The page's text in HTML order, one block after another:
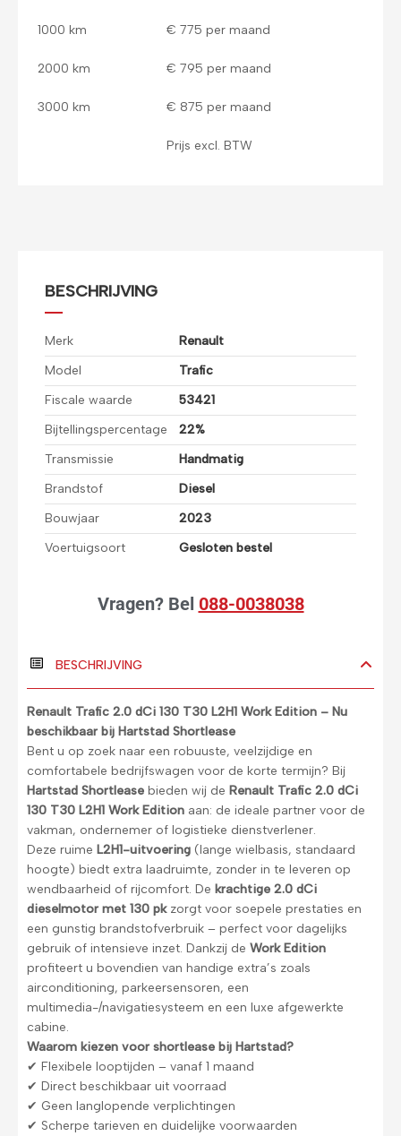
1000 km € 775 per maand
2000 km € 795 per maand
3000 km € 875 per maand
Prijs excl. BTW
BESCHRIJVING
Merk
Renault
Model
Trafic
Fiscale waarde
53421
Bijtellingspercentage
22%
Transmissie
Handmatig
Brandstof
Diesel
Bouwjaar
2023
Voertuigsoort
Gesloten bestel
Vragen?Bel 088-0038038
BESCHRIJVING
Renault Trafic 2.0 dCi 130 T30 L2H1 Work Edition – Nu
beschikbaar bij Hartstad Shortlease
Bent u op zoek naar een robuuste, veelzijdige en
comfortabele bedrijfswagen voor de korte termijn? Bij
Hartstad Shortlease bieden wij de Renault Trafic 2.0 dCi
130 T30 L2H1 Work Edition aan: de ideale partner voor de
vakman, ondernemer of logistieke dienstverlener.
Deze ruime L2H1-uitvoering (lange wielbasis, standaard
hoogte) biedt extra laadruimte, zonder in te leveren op
wendbaarheid of rijcomfort. De krachtige 2.0 dCi
dieselmotor met 130 pkzorgt voor soepele prestaties en
een gunstig brandstofverbruik – perfect voor dagelijks
gebruik of intensieve inzet. Dankzij de Work Edition
profiteert u bovendien van handige extra’s zoals
airconditioning, parkeersensoren, een
multimedia-/navigatiesysteem en een luxe afgewerkte
cabine.
Waarom kiezen voor shortlease bij Hartstad?
✔ Flexibele looptijden – vanaf 1 maand
✔ Direct beschikbaar uit voorraad
✔ Geen langlopende verplichtingen
✔ Scherpe tarieven en duidelijke voorwaarden